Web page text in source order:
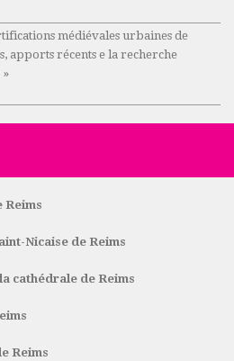
médiévales urbaines de
apports récents e la recherche
»
Reims
Nicaise de Reims
cathédrale de Reims
Reims